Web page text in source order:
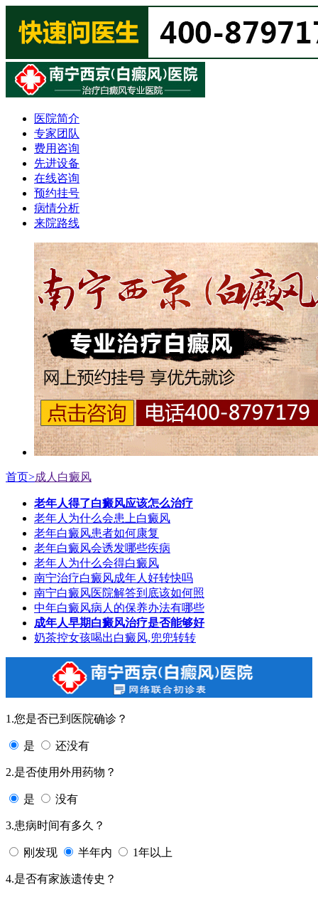
医院简介
专家团队
费用咨询
先进设备
在线咨询
预约挂号
病情分析
来院路线
首页>成人白癜风
老年人得了白癜风应该怎么治疗
老年人为什么会患上白癜风
老年白癜风患者如何康复
老年白癜风会诱发哪些疾病
老年人为什么会得白癜风
南宁治疗白癜风成年人好转快吗
南宁白癜风医院解答到底该如何照
中年白癜风病人的保养办法有哪些
成年人早期白癜风治疗是否能够好
奶茶控女孩喝出白癜风,兜兜转转
1.您是否已到医院确诊？
是 还没有
2.是否使用外用药物？
是 没有
3.患病时间有多久？
刚发现 半年内 1年以上
4.是否有家族遗传史？